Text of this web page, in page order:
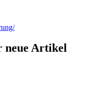
neue Artikel